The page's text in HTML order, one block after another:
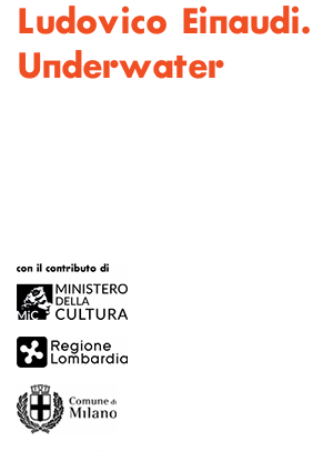
Ludovico Einaudi.
Underwater